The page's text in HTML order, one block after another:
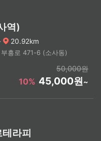
역)
· 20.92km
흥로 471-6 (소사동)
50,000원
10% 45,000원~
라피